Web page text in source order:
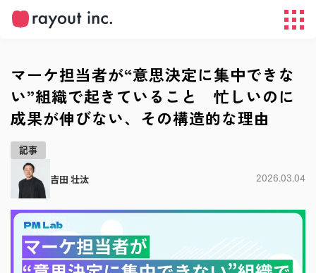
マーケ担当者が“意思決定に集中できな
い”組織で起きていること 忙しいのに
成果が伸びない、その構造的な理由
記事
吉田 壮汰 2026.03.04